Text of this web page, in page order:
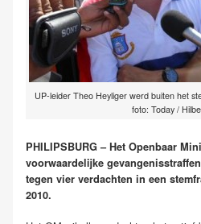
UP-leider Theo Heyliger werd buiten het
foto: Today /
PHILIPSBURG – Het Openbaar
voorwaardelijke
tegen vier verdachten in een
2010.